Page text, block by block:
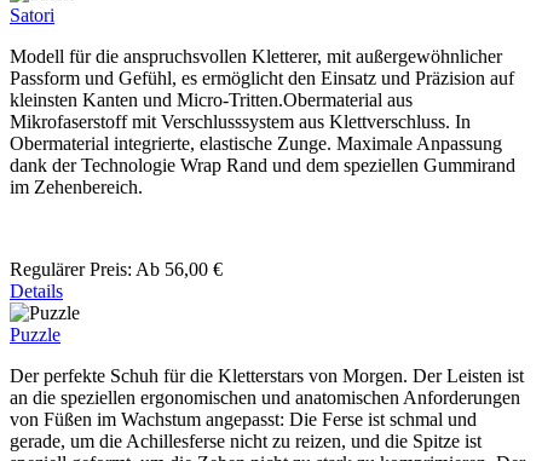
Satori
Modell für die anspruchsvollen Kletterer, mit außergewöhnlicher
Passform und Gefühl, es ermöglicht den Einsatz und Präzision auf
kleinsten Kanten und Micro-Tritten.Obermaterial aus
Mikrofaserstoff mit Verschlusssystem aus Klettverschluss. In
Obermaterial integrierte, elastische Zunge. Maximale Anpassung
dank der Technologie Wrap Rand und dem speziellen Gummirand
im Zehenbereich.
Regulärer Preis: Ab 56,00 €
Details
Puzzle
Der perfekte Schuh für die Kletterstars von Morgen. Der Leisten ist
an die speziellen ergonomischen und anatomischen Anforderungen
von Füßen im Wachstum angepasst: Die Ferse ist schmal und
gerade, um die Achillesferse nicht zu reizen, und die Spitze ist